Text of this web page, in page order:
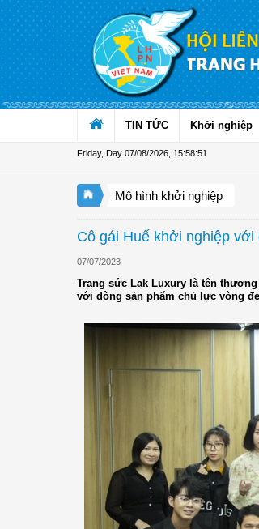
Skip to Content
TIN TỨC Khởi nghiệp
Friday, Day 07/08/2026 15:58:52
Mô hình khởi nghiệp
Cô gái Huế khởi nghiệp
07/07/2023
Trang sức Lak Luxury là tên
với dòng sản phẩm chủ lực vòng